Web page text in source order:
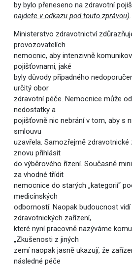
by bylo přeneseno na zdravotní
najdete v odkazu pod touto zprávou).
Ministerstvo zdravotnictví
provozovatelích
nemocnic, aby intenzivně
pojišťovnami, jaké
byly důvody případného
určitý obor
zdravotní péče. Nemocnice může
nedostatky a
pojišťovně nic nebrání v tom, aby s
smlouvu
uzavřela. Samozřejmě zdravotnické
znovu přihlásit
do výběrového řízení. Současně
za vhodné třídit
nemocnice do starých „kategorií“
medicínských
odborností. Naopak budoucnost
zdravotnických zařízení,
které nyní pracovně nazýváme
„Zkušenosti z jiných
zemí naopak jasně ukazují, že
následné péče